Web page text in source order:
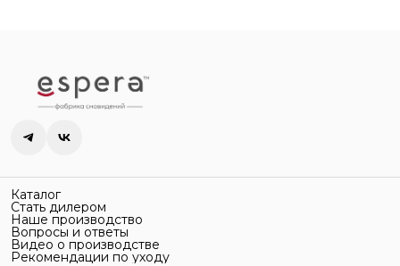
Каталог
Стать дилером
Наше производство
Вопросы и ответы
Видео о производстве
Рекомендации по уходу